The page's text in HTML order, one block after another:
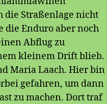
die Straßenlage nicht
die Enduro aber noch
Abflug zu
kleinem Drift blieb.
Maria Laach. Hier bin
gefahren, um dann
zu machen. Dort traf